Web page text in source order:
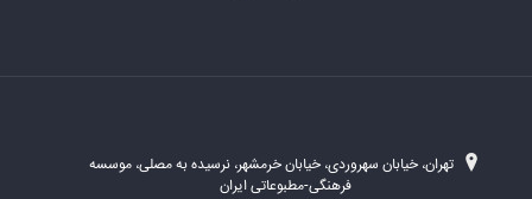
تهران، خیابان سهروردی، خیابان خرمشهر، نرسیده به مصلی، موسسه
فرهنگی-مطبوعاتی ایران